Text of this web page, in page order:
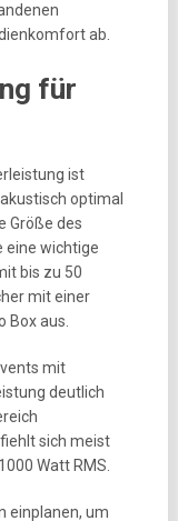
ab.
für
ist
optimal
Größe des
eine wichtige
bis zu 50
mit einer
Box aus.
mit
deutlich
sich meist
Watt RMS.
einplanen, um